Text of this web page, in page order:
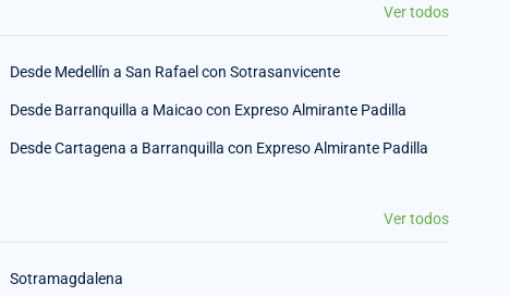
Ver todos
Desde Medellín a San Rafael con Sotrasanvicente
Desde Barranquilla a Maicao con Expreso Almirante Padilla
Desde Cartagena a Barranquilla con Expreso Almirante Padilla
Ver todos
Sotramagdalena